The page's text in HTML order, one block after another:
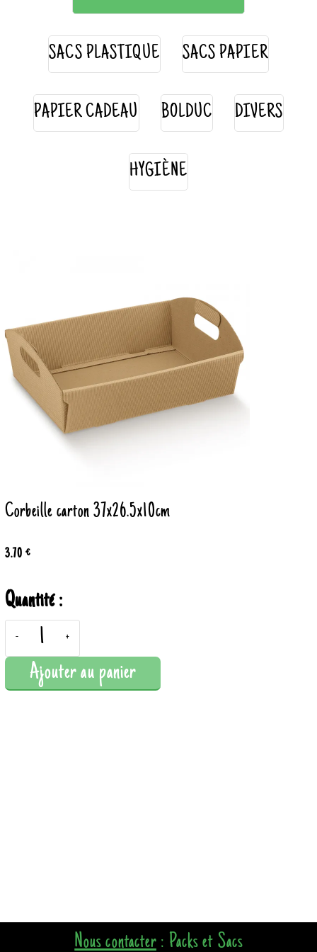
SACS PLASTIQUE SACS PAPIER
PAPIER CADEAU BOLDUC DIVERS
HYGIÈNE
Corbeille carton 37x26.5x10cm
3.70 €
Quantité :
- +
Ajouter au panier
Nous contacter: Packs et Sacs